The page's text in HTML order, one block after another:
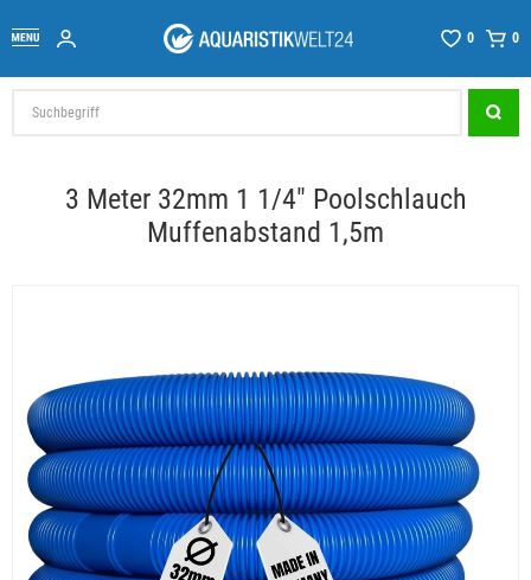
0 0
3 Meter 32mm 1 1/4" Poolschlauch
Muffenabstand 1,5m